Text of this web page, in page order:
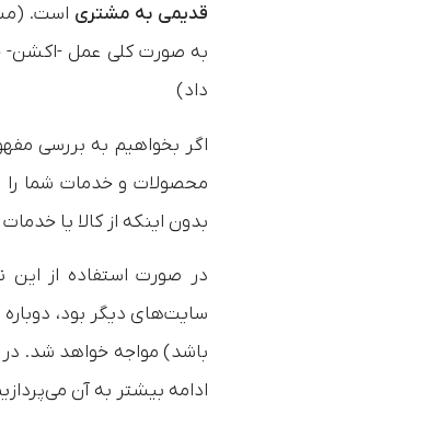
قدیمی به مشتری است.
به صورت کلی عمل -اکشن-
داد)
اگر بخواهیم به بررسی
محصولات و خدمات شما را
بدون اینکه از کالا یا
در صورت استفاده از این
سایت‌های دیگر بود،
باشد) مواجه خواهد شد. در
ادامه بیشتر به آن